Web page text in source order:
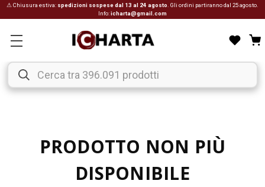
⚠ Chiusura estiva: spedizioni sospese dal 13 al 24 agosto . Gli ordini partiranno dal 25 agosto.
Info:icharta@gmail.com
PRODOTTO NON PIÙ
DISPONIBILE